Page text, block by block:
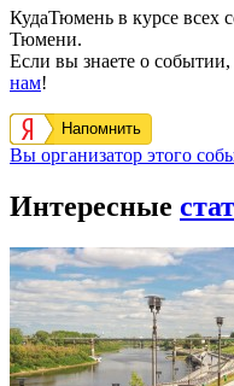
КудаТюмень в курсе всех
Тюмени.
Если вы знаете о событии,
нам!
Напомнить
Вы организатор этого
Интересные